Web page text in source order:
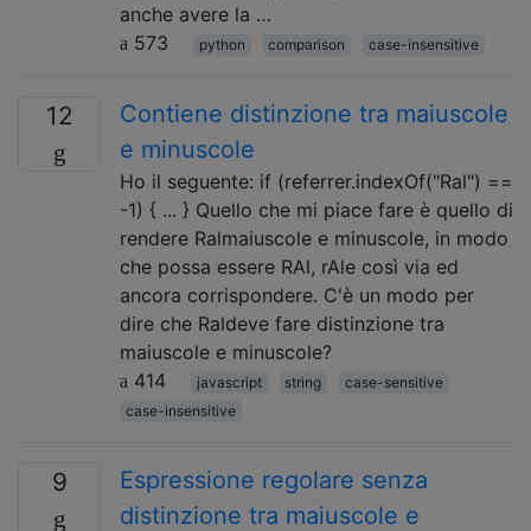
anche avere la …
573
python comparison case-insensitive
12
Contiene distinzione tra maiuscole
e minuscole
Ho il seguente: if (referrer.indexOf("Ral") ==
-1) { ... } Quello che mi piace fare è quello di
rendere Ralmaiuscole e minuscole, in modo
che possa essere RAl, rAle così via ed
ancora corrispondere. C'è un modo per
dire che Raldeve fare distinzione tra
maiuscole e minuscole?
414
javascript string
case-sensitive
case-insensitive
9
Espressione regolare senza
distinzione tra maiuscole e